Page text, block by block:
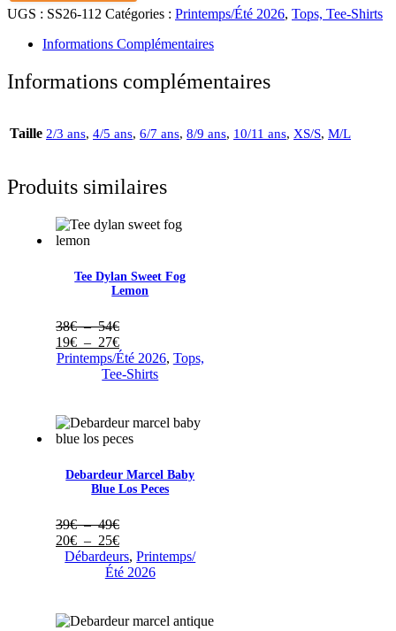
UGS : SS26-112 Catégories : Printemps/Été 2026, Tops, Tee-Shirts
Informations Complémentaires
Informations complémentaires
Taille 2/3 ans, 4/5 ans, 6/7 ans, 8/9 ans, 10/11 ans, XS/S, M/L
Produits similaires
Tee Dylan Sweet Fog
Lemon
38€ – 54€Plage
de
prix :
38€
19€ – 27€Plage
de
prix :
27€
Printemps/Été 2026, Tops,
Tee-Shirts
Debardeur Marcel Baby
Blue Los Peces
39€ – 49€Plage
de
prix :
39€
20€ – 25€Plage
de
prix :
25€
Débardeurs,Printemps/
Été 2026